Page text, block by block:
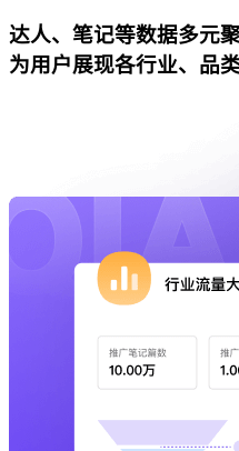
达人、笔记等数据多元
为用户展现各行业、品